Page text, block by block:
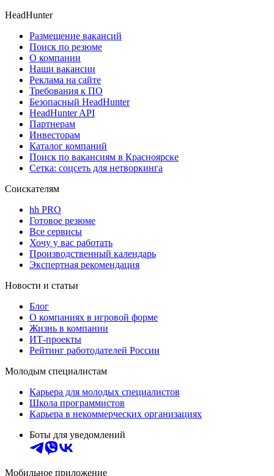
HeadHunter
Размещение вакансий
Поиск по резюме
О компании
Наши вакансии
Реклама на сайте
Требования к ПО
Безопасный HeadHunter
HeadHunter API
Партнерам
Инвесторам
Каталог компаний
Поиск по вакансиям в Красноярске
Сетка: соцсеть для нетворкинга
Соискателям
hh PRO
Готовое резюме
Все сервисы
Хочу у вас работать
Производственный календарь
Экспертная рекомендация
Новости и статьи
Блог
О компаниях в игровой форме
Жизнь в компании
ИТ-проекты
Рейтинг работодателей России
Молодым специалистам
Карьера для молодых специалистов
Школа программистов
Карьера в некоммерческих организациях
Боты для уведомлений
Мобильное приложение